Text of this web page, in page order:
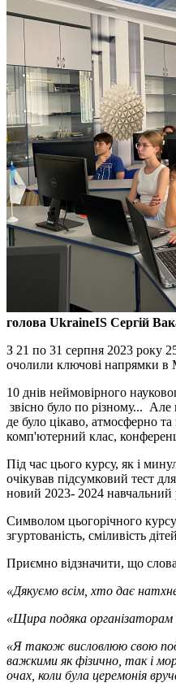
голова UkraineIS Сергій
З 21 по 31 серпня 2023 року
очолили ключові напрямки в
10 днів неймовірного
звісно було по різному...
де було цікаво, атмосферно
комп'ютерний клас,
Під час цього курсу, як і
очікував підсумковий тест
новий 2023- 2024 навчальний
Символом цьогорічного
згуртованість, сміливість
Приємно відзначити, що слова
«Дякуємо всім, хто дає
«Щира подяка організаторам
«Я також висловлюю свою
важкими як фізично, так і
очах, коли була церемонія